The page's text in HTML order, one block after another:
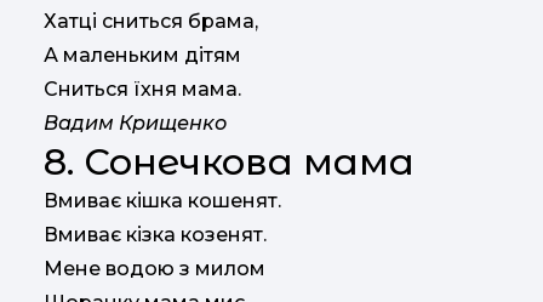
Хатці сниться брама,
А маленьким дітям
Сниться їхня мама.
Вадим Крищенко
8. Сонечкова мама
Вмиває кішка кошенят.
Вмиває кізка козенят.
Мене водою з милом